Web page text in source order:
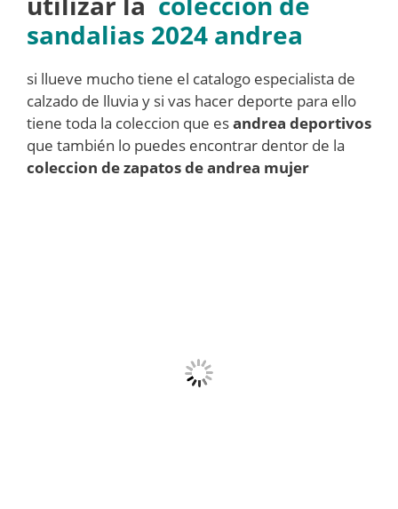
sandalias 2024 andrea
si llueve mucho tiene el catalogo especialista de
calzado de lluvia y si vas hacer deporte para ello
tiene toda la coleccion que esandrea deportivos
que también lo puedes encontrar dentor de la
coleccion de zapatos de andrea mujer